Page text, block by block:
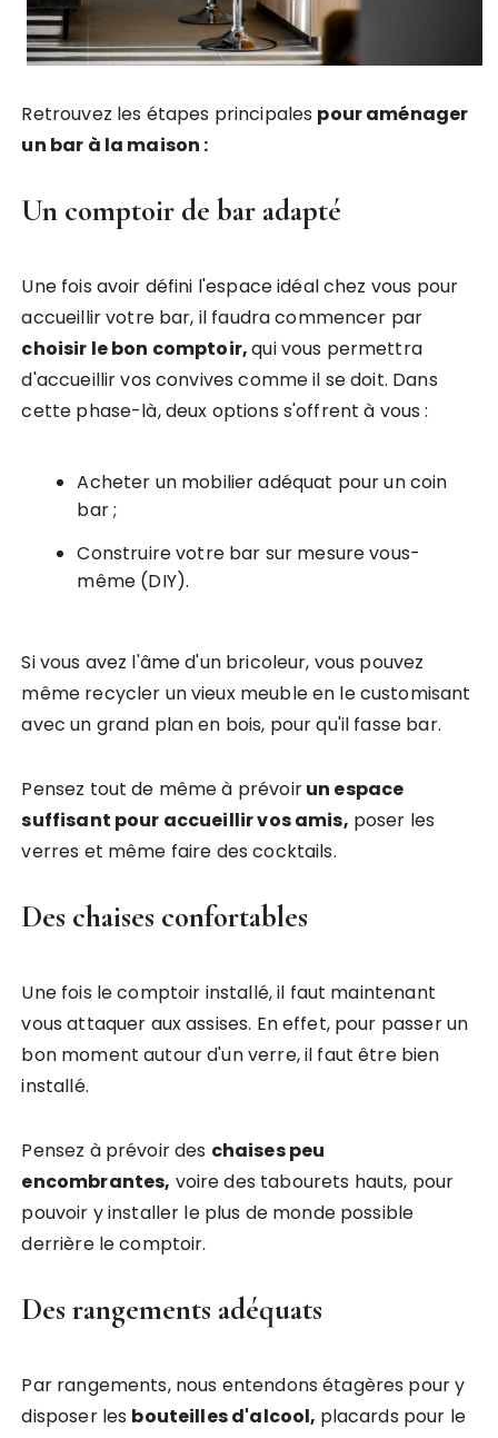
Retrouvez les étapes principales pour aménager
un bar à la maison :
Un comptoir de bar adapté
Une fois avoir défini l'espace idéal chez vous pour
accueillir votre bar, il faudra commencer par
choisir le bon comptoir,qui vous permettra
d'accueillir vos convives comme il se doit. Dans
cette phase-là, deux options s'offrent à vous :
Acheter un mobilier adéquat pour un coin
bar ;
Construire votre bar sur mesure vous-
même (DIY).
Si vous avez l'âme d'un bricoleur, vous pouvez
même recycler un vieux meuble en le customisant
avec un grand plan en bois, pour qu'il fasse bar.
Pensez tout de même à prévoirun espace
suffisant pour accueillir vos amis, poser les
verres et même faire des cocktails.
Des chaises confortables
Une fois le comptoir installé, il faut maintenant
vous attaquer aux assises. En effet, pour passer un
bon moment autour d'un verre, il faut être bien
installé.
Pensez à prévoir des chaises peu
encombrantes, voire des tabourets hauts, pour
pouvoir y installer le plus de monde possible
derrière le comptoir.
Des rangements adéquats
Par rangements, nous entendons étagères pour y
disposer les bouteilles d'alcool, placards pour le